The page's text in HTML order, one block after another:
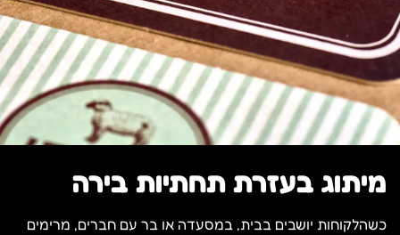
מיתוג בעזרת תחתיות בירה
כשהלקוחות יושבים בבית, במסעדה או בר עם חברים, מרימים